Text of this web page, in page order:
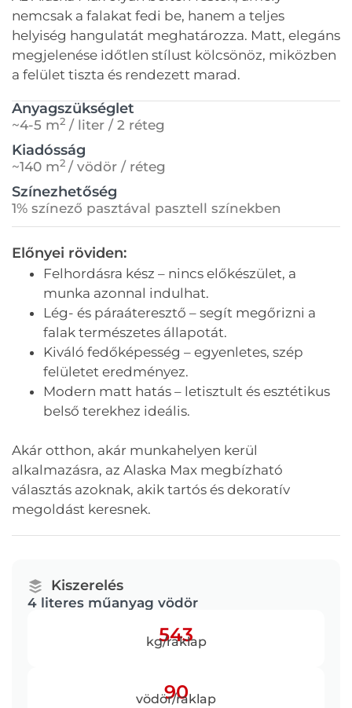
nemcsak a falakat fedi be, hanem a teljes
helyiség hangulatát meghatározza. Matt, elegáns
megjelenése időtlen stílust kölcsönöz, miközben
a felület tiszta és rendezett marad.
Anyagszükséglet
~4-5 m2 / liter / 2 réteg
Kiadósság
~140 m2 / vödör / réteg
Színezhetőség
1% színező pasztával pasztell színekben
Előnyei röviden:
Felhordásra kész – nincs előkészület, a
munka azonnal indulhat.
Lég- és páraáteresztő – segít megőrizni a
falak természetes állapotát.
Kiváló fedőképesség – egyenletes, szép
felületet eredményez.
Modern matt hatás – letisztult és esztétikus
belső terekhez ideális.
Akár otthon, akár munkahelyen kerül
alkalmazásra, az Alaska Max megbízható
választás azoknak, akik tartós és dekoratív
megoldást keresnek.
Kiszerelés
4 literes műanyag vödör
543
kg/raklap
90
vödör/raklap